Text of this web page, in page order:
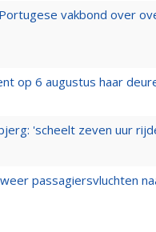
vakbond over
op 6 augustus haar
'scheelt zeven uur
passagiersvluchten